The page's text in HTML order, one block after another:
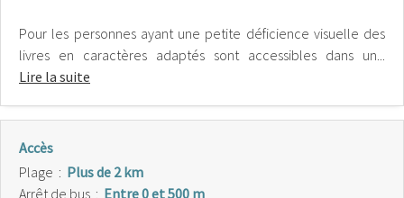
Pour les personnes ayant une petite déficience visuelle des
livres en caractères adaptés sont accessibles dans un...
Lire la suite
Accès
Plage : Plus de 2 km
Arrêt de bus : Entre 0 et 500 m